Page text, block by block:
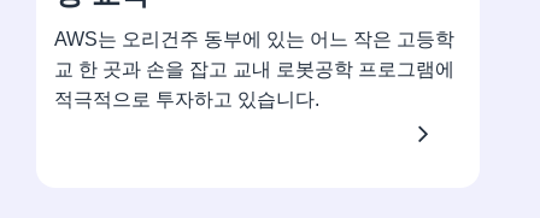
AWS는 오리건주 동부에 있는 어느 작은 고등학
교 한 곳과 손을 잡고 교내 로봇공학 프로그램에
적극적으로 투자하고 있습니다.